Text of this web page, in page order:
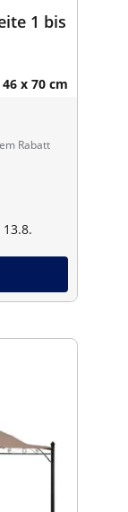
1 bis
x 70 cm
Rabatt